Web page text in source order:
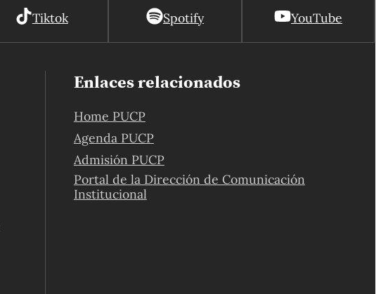
Tiktok Spotify YouTube
Enlaces relacionados
Home PUCP
Agenda PUCP
Admisión PUCP
Portal de la Dirección de Comunicación
Institucional